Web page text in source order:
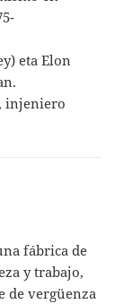
eta Elon
injeniero
fábrica de
y trabajo,
de vergüenza